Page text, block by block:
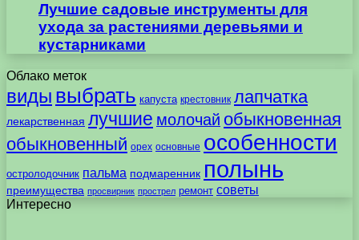
Лучшие садовые инструменты для
ухода за растениями деревьями и
кустарниками
Облако меток
виды выбрать капуста крестовник лапчатка
лекарственная лучшие молочай обыкновенная
обыкновенный орех основные особенности
остролодочник пальма подмаренник полынь
преимущества просвирник прострел ремонт советы
Интересно